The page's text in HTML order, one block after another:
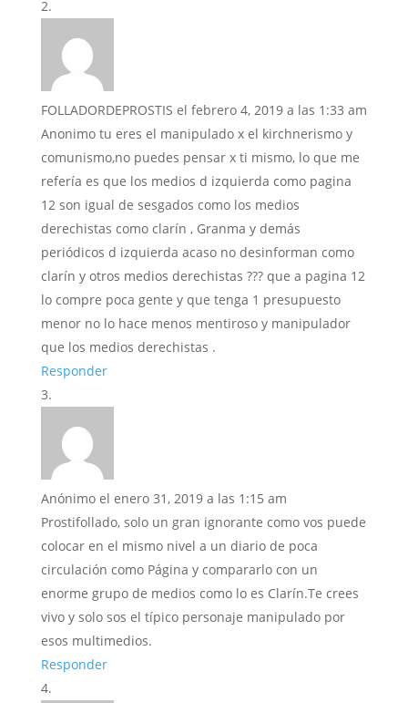
FOLLADORDEPROSTIS el febrero 4, 2019 a las 1:33 am
Anonimo tu eres el manipulado x el kirchnerismo y
comunismo,no puedes pensar x ti mismo, lo que me
refería es que los medios d izquierda como pagina
12 son igual de sesgados como los medios
derechistas como clarín , Granma y demás
periódicos d izquierda acaso no desinforman como
clarín y otros medios derechistas ??? que a pagina 12
lo compre poca gente y que tenga 1 presupuesto
menor no lo hace menos mentiroso y manipulador
que los medios derechistas .
Responder
Anónimo el enero 31, 2019 a las 1:15 am
Prostifollado, solo un gran ignorante como vos puede
colocar en el mismo nivel a un diario de poca
circulación como Página y compararlo con un
enorme grupo de medios como lo es Clarín.Te crees
vivo y solo sos el típico personaje manipulado por
esos multimedios.
Responder